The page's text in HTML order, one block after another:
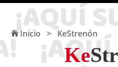
Inicio >KeStrenón
Ke